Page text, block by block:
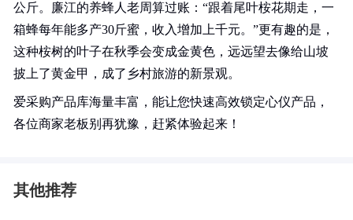
公斤。廉江的养蜂人老周算过账：“跟着尾叶桉花期走，一
箱蜂每年能多产30斤蜜，收入增加上千元。”更有趣的是，
这种桉树的叶子在秋季会变成金黄色，远远望去像给山坡
披上了黄金甲，成了乡村旅游的新景观。
爱采购产品库海量丰富，能让您快速高效锁定心仪产品，
各位商家老板别再犹豫，赶紧体验起来！
其他推荐